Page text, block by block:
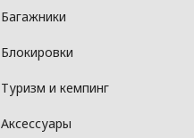
Багажники
Блокировки
Туризм и кемпинг
Аксессуары